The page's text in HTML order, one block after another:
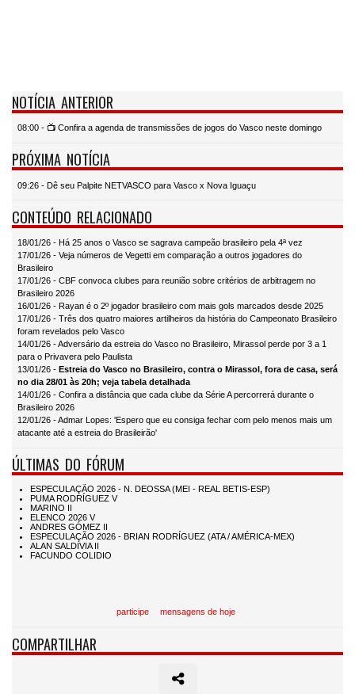
NOTÍCIA ANTERIOR
08:00 - 📺 Confira a agenda de transmissões de jogos do Vasco neste domingo
PRÓXIMA NOTÍCIA
09:26 - Dê seu Palpite NETVASCO para Vasco x Nova Iguaçu
CONTEÚDO RELACIONADO
18/01/26 - Há 25 anos o Vasco se sagrava campeão brasileiro pela 4ª vez
17/01/26 - Veja números de Vegetti em comparação a outros jogadores do
Brasileiro
17/01/26 - CBF convoca clubes para reunião sobre critérios de arbitragem no
Brasileiro 2026
16/01/26 - Rayan é o 2º jogador brasileiro com mais gols marcados desde 2025
17/01/26 - Três dos quatro maiores artilheiros da história do Campeonato Brasileiro
foram revelados pelo Vasco
14/01/26 - Adversário da estreia do Vasco no Brasileiro, Mirassol perde por 3 a 1
para o Privavera pelo Paulista
13/01/26 - Estreia do Vasco no Brasileiro, contra o Mirassol, fora de casa, será
no dia 28/01 às 20h; veja tabela detalhada
14/01/26 - Confira a distância que cada clube da Série A percorrerá durante o
Brasileiro 2026
12/01/26 - Admar Lopes: 'Espero que eu consiga fechar com pelo menos mais um
atacante até a estreia do Brasileirão'
ÚLTIMAS DO FÓRUM
participe mensagens de hoje
COMPARTILHAR